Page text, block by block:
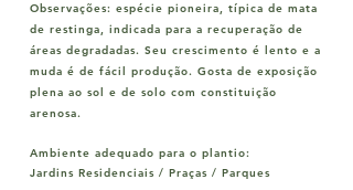
Observações: espécie pioneira, típica de mata
de restinga, indicada para a recuperação de
áreas degradadas. Seu crescimento é lento e a
muda é de fácil produção. Gosta de exposição
plena ao sol e de solo com constituição
arenosa.
Ambiente adequado para o plantio:
Jardins Residenciais / Praças / Parques